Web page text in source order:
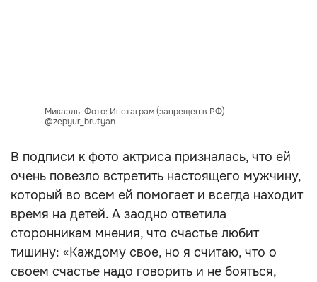
Микаэль. Фото: Инстаграм (запрещен в РФ)
@zepyur_brutyan
В подписи к фото актриса призналась, что ей
очень повезло встретить настоящего мужчину,
который во всем ей помогает и всегда находит
время на детей. А заодно ответила
сторонникам мнения, что счастье любит
тишину: «Каждому свое, но я считаю, что о
своем счастье надо говорить и не бояться,